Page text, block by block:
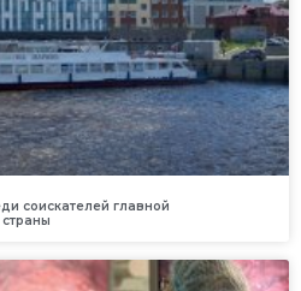
соискателей главной